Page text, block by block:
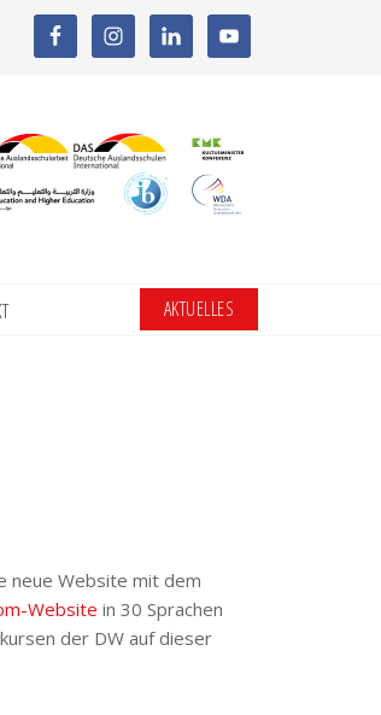
AKTUELLES
neue Website mit dem
Website in 30 Sprachen
der DW auf dieser